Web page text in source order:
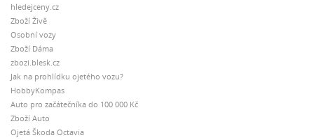
hledejceny.cz
Zboží Živě
Osobní vozy
Zboží Dáma
zbozi.blesk.cz
Jak na prohlídku ojetého vozu?
HobbyKompas
Auto pro začátečníka do 100 000 Kč
Zboží Auto
Ojetá Škoda Octavia